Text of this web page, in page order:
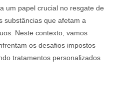
um papel crucial no resgate de
substâncias que afetam a
Neste contexto, vamos
os desafios impostos
tratamentos personalizados